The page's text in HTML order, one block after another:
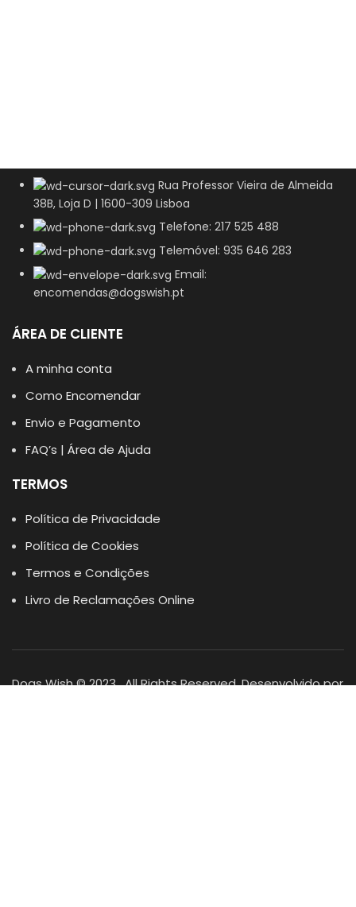
Rua Professor Vieira de Almeida
38B, Loja D | 1600-309 Lisboa
Telefone: 217 525 488
Telemóvel: 935 646 283
Email:
encomendas@dogswish.pt
ÁREA DE CLIENTE
A minha conta
Como Encomendar
Envio e Pagamento
FAQ’s | Área de Ajuda
TERMOS
Política de Privacidade
Política de Cookies
Termos e Condições
Livro de Reclamações Online
Dogs Wish © 2023 . All Rights Reserved. Desenvolvido por